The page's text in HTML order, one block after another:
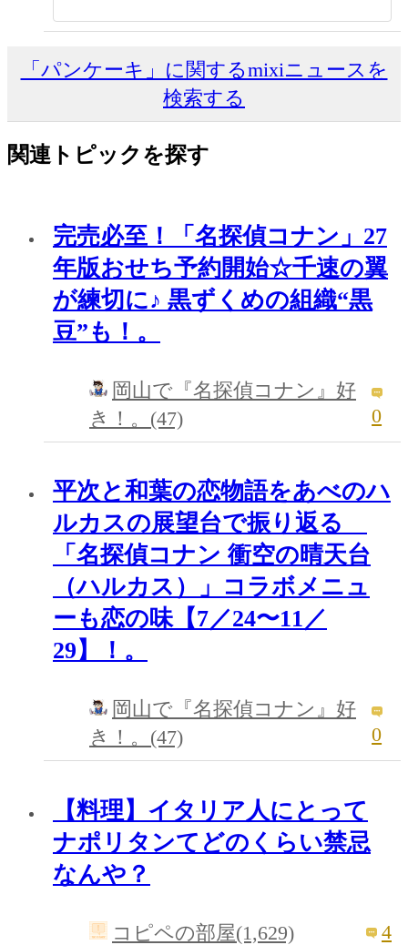
「パンケーキ」に関するmixiニュースを
検索する
関連トピックを探す
完売必至！「名探偵コナン」27
年版おせち予約開始☆千速の翼
が練切に♪ 黒ずくめの組織“黒
豆”も！。
岡山で『名探偵コナン』好
き！。(47)
0
平次と和葉の恋物語をあべのハ
ルカスの展望台で振り返る
「名探偵コナン 衝空の晴天台
（ハルカス）」コラボメニュ
ーも恋の味【7／24〜11／
29】！。
岡山で『名探偵コナン』好
き！。(47)
0
【料理】イタリア人にとって
ナポリタンてどのくらい禁忌
なんや？
コピペの部屋(1,629) 4